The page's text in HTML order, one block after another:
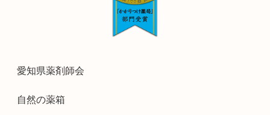
愛知県薬剤師会
自然の薬箱